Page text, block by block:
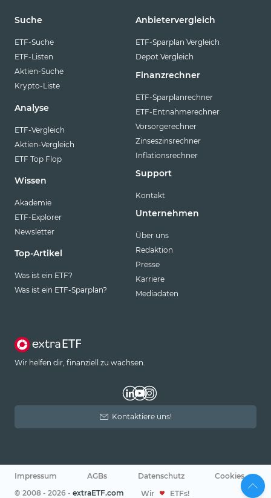
Suche
ETF-Suche
ETF-Listen
Aktien-Suche
Krypto-Liste
Analyse
ETF-Vergleich
Aktien-Vergleich
ETF Top Flop
Wissen
Akademie
ETF-Explorer
Newsletter
Top-Artikel
Was ist ein ETF?
Was ist ein ETF-Sparplan?
Anbietervergleich
ETF-Sparplan Vergleich
Depot Vergleich
Finanzrechner
ETF-Sparplanrechner
ETF-Entnahmerechner
Vorsorgerechner
Zinseszinsrechner
Inflationsrechner
Support
Kontakt
Unternehmen
Über uns
Redaktion
Presse
Karriere
Mediadaten
Wir helfen dir, finanziell zu wachsen.
Kontaktiere uns!
Impressum AGBs Datenschutz
Cookies
© 2008 - 2026 - extraETF.com Wir ETFs!